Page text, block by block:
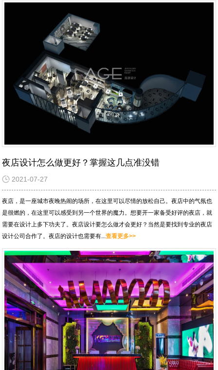
夜店设计怎么做更好？掌握这几点准没错
2021-07-27
夜店，是一座城市夜晚热闹的场所，在这里可以尽情的放松自己。夜店中的气氛也
是很燃的，在这里可以感受到另一个世界的魔力。想要开一家备受好评的夜店，就
需要在设计上多下功夫了。夜店设计要怎么做才会更好？当然是要找到专业的夜店
设计公司合作了。夜店的设计也需要有...查看更多>>